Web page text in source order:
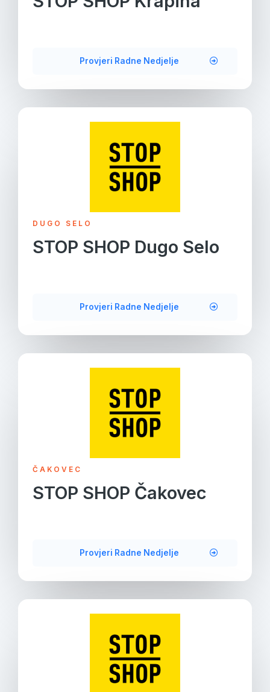
Provjeri Radne Nedjelje
DUGO SELO
STOP SHOP Dugo Selo
Provjeri Radne Nedjelje
ČAKOVEC
STOP SHOP Čakovec
Provjeri Radne Nedjelje